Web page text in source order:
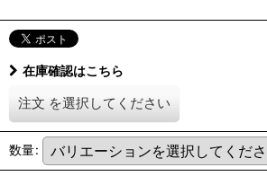
在庫確認はこちら
注文 を選択してください
数量: